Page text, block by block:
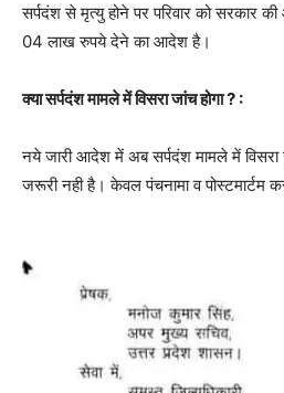
सर्पदंश से मृत्यु होने पर परिवार को सरकार
04 लाख रुपये देने का आदेश है।
क्या सर्पदंश मामले में विसरा जांच होगा ? :
नये जारी आदेश में अब सर्पदंश मामले में
जरूरी नही है। केवल पंचनामा व पोस्टमार्टम